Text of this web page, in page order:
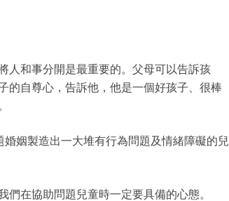
人和事分開是最重要的。父母可以告訴孩
的自尊心，告訴他，他是一個好孩子、很棒
姻製造出一大堆有行為問題及情緒障礙的兒
在協助問題兒童時一定要具備的心態。